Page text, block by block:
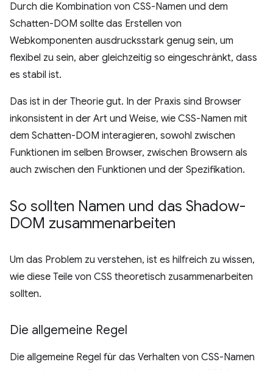
Durch die Kombination von CSS-Namen und dem
Schatten-DOM sollte das Erstellen von
Webkomponenten ausdrucksstark genug sein, um
flexibel zu sein, aber gleichzeitig so eingeschränkt, dass
es stabil ist.
Das ist in der Theorie gut. In der Praxis sind Browser
inkonsistent in der Art und Weise, wie CSS-Namen mit
dem Schatten-DOM interagieren, sowohl zwischen
Funktionen im selben Browser, zwischen Browsern als
auch zwischen den Funktionen und der Spezifikation.
So sollten Namen und das Shadow-
DOM zusammenarbeiten
Um das Problem zu verstehen, ist es hilfreich zu wissen,
wie diese Teile von CSS theoretisch zusammenarbeiten
sollten.
Die allgemeine Regel
Die allgemeine Regel für das Verhalten von CSS-Namen